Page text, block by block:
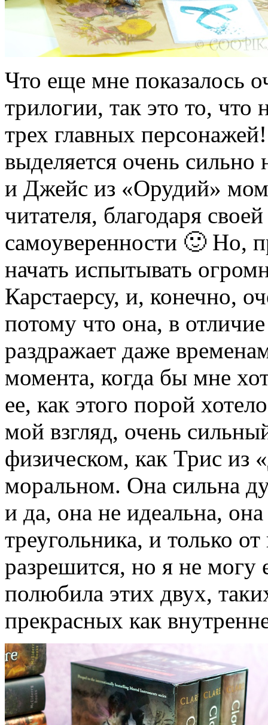
Что еще мне показалось
трилогии, так это то,
трех главных
выделяется очень
и Джейс из «Орудий»
читателя, благодаря
самоуверенности 🙂 Но,
начать испытывать
Карстаерсу, и, конечно,
потому что она, в
раздражает даже
момента, когда бы мне
ее, как этого порой
мой взгляд, очень
физическом, как Трис из
моральном. Она сильна
и да, она не идеальна,
треугольника, и только
разрешится, но я не могу
полюбила этих двух,
прекрасных как